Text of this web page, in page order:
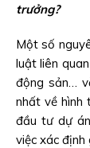
trưởng?
Một số
luật liên
động sản…
nhất về hình
đầu tư dự
việc xác định